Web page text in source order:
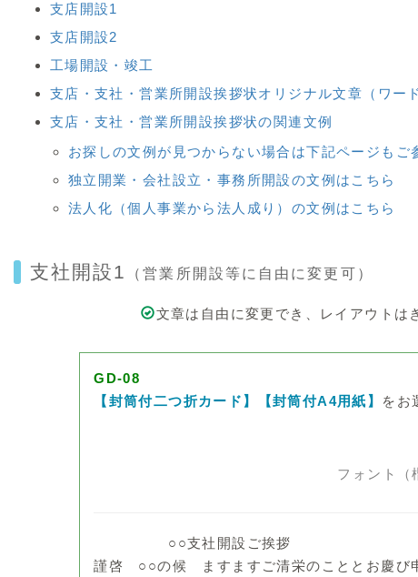
支店開設1
支店開設2
工場開設・竣工
支店・支社・営業所開設挨拶状オリジナル文章（ワー
支店・支社・営業所開設挨拶状の関連文例
お探しの文例が見つからない場合は下記ページもご
独立開業・会社設立・事務所開設の文例はこちら
法人化（個人事業から法人成り）の文例はこちら
支社開設1 （営業所開設等に自由に変更可）
文章は自由に変更でき、レイアウトは
GD-08
【封筒付二つ折カード】【封筒付A4用紙】
をお
フォント（
○○支社開設ご挨拶
謹啓 ○○の候 ますますご清栄のこととお慶び